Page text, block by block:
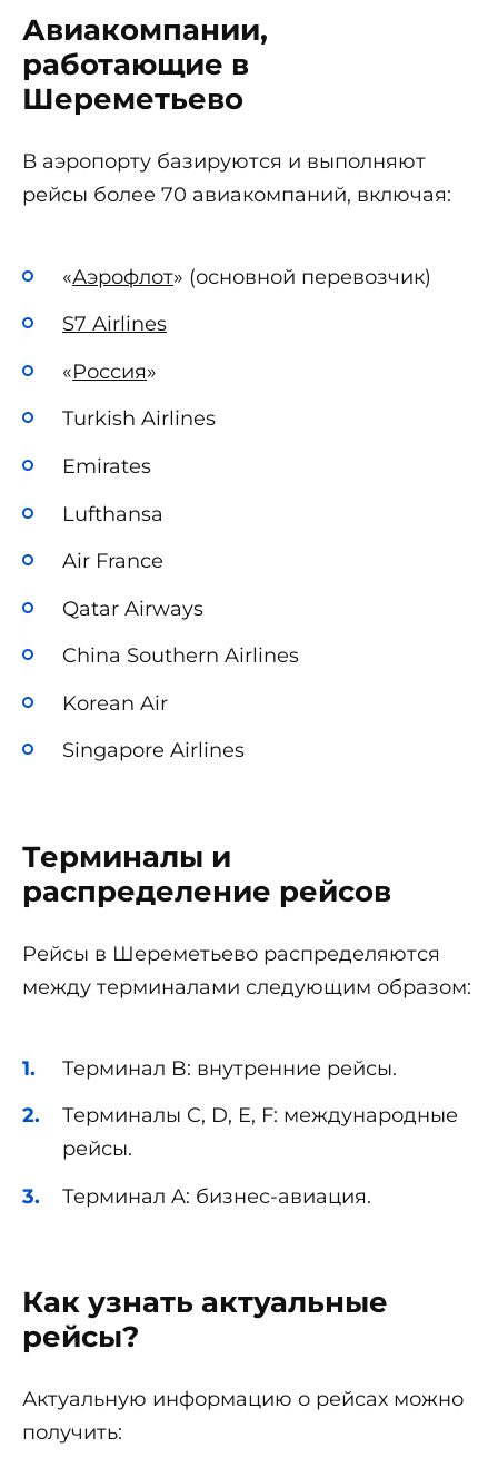
Авиакомпании,
работающие в
Шереметьево
В аэропорту базируются и выполняют
рейсы более 70 авиакомпаний, включая:
«Аэрофлот» (основной перевозчик)
S7 Airlines
«Россия»
Turkish Airlines
Emirates
Lufthansa
Air France
Qatar Airways
China Southern Airlines
Korean Air
Singapore Airlines
Терминалы и
распределение рейсов
Рейсы в Шереметьево распределяются
между терминалами следующим образом:
Терминал B: внутренние рейсы.
Терминалы C, D, E, F: международные
рейсы.
Терминал A: бизнес-авиация.
Как узнать актуальные
рейсы?
Актуальную информацию о рейсах можно
получить: